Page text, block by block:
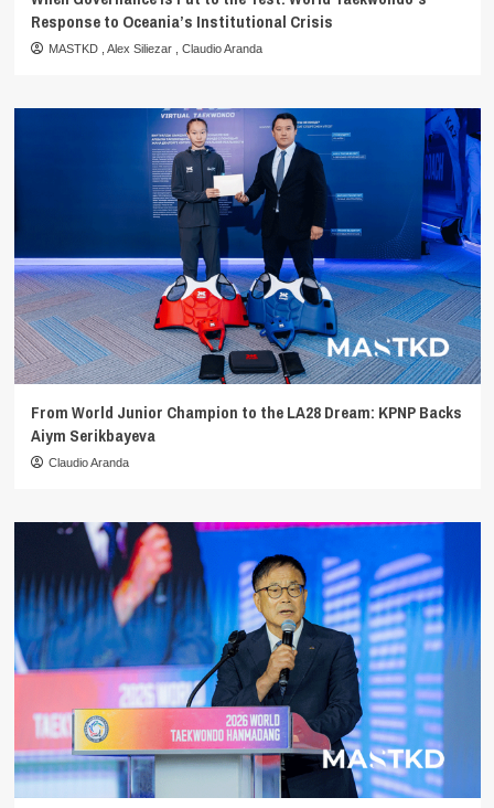
Response to Oceania’s Institutional Crisis
MASTKD Alex Siliezar Claudio Aranda
From World Junior Champion to the LA28 Dream: KPNP Backs
Aiym Serikbayeva
Claudio Aranda